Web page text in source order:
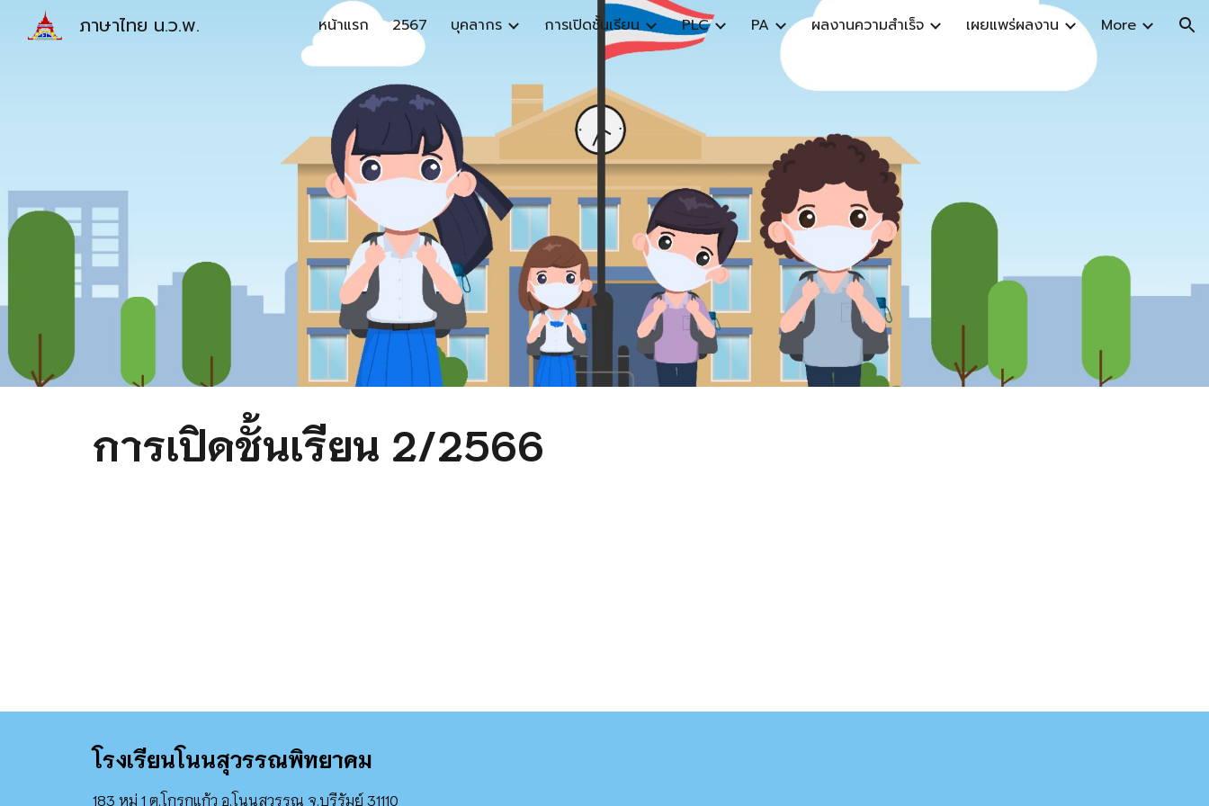
Skip to main content Skip to navigation
ภาษาไทย น.ว.พ. หน้าแรก 2567 บุคลากร การเปิดชั้นเรียน PLC PA ผลงานความสำเร็จ เผยแพร่ผลงาน More
การเปิดชั้นเรียน 2/2566
โรงเรียนโนนสุวรรณพิทยาคม
183 หมู่ 1 ต.โกรกแก้ว อ.โนนสุวรรณ จ.บุรีรัมย์ 31110